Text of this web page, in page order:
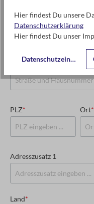
USt-IdNr. oder
Straße und Hausnummer
PLZ* Ort*
Adresszusatz 1
Land*
Hier findest Du unsere
Datenschutzerklärung
Hier findest Du unser